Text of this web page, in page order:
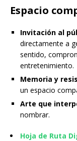
Espacio
Invitación al
directamente a
sentido,
entretenimiento.
Memoria y
un espacio
Arte que
nombrar.
Hoja de Ruta